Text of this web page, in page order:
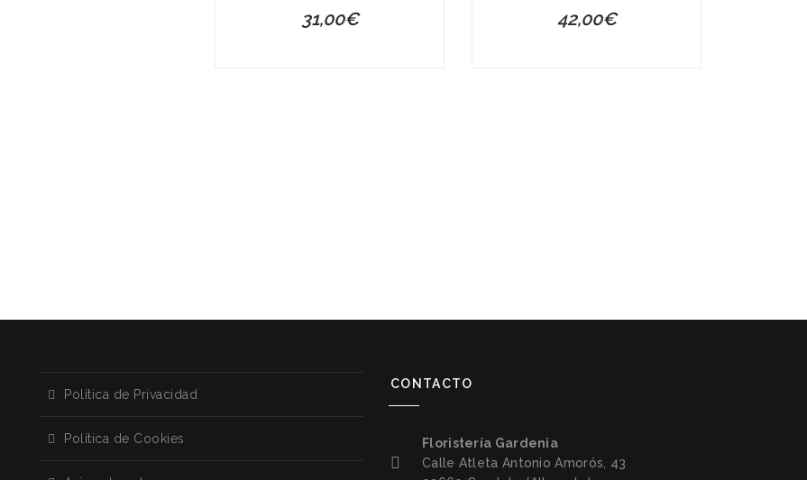
31,00€ 42,00€
Política de Privacidad
Política de Cookies
CONTACTO
Floristería Gardenia
Calle Atleta Antonio Amorós, 43